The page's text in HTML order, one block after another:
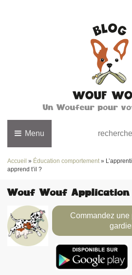
Un Woufeur pour
Menu
Accueil » Éducation comportement »
apprend t’il ?
Wouf Wouf Application
Commandez une